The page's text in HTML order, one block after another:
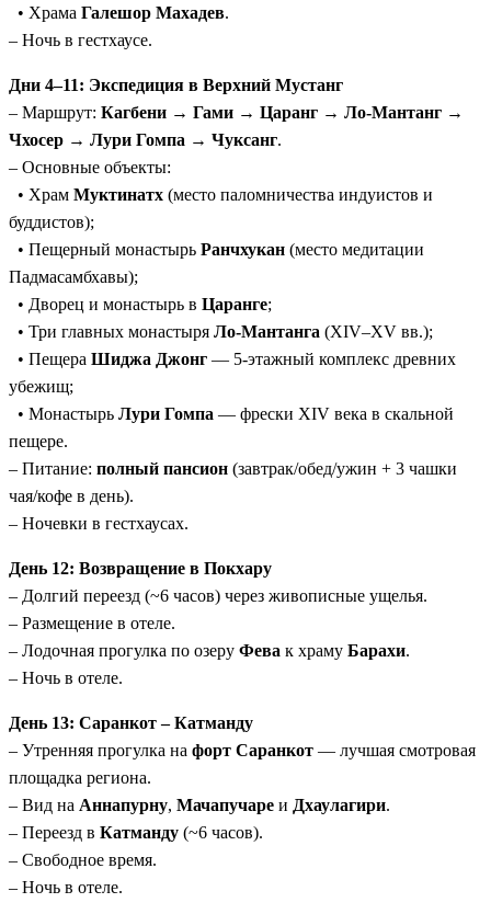
• Храма Галешор Махадев.
– Ночь в гестхаусе.
Дни 4–11: Экспедиция в Верхний Мустанг
– Маршрут: Кагбени → Гами → Царанг → Ло-Мантанг →
Чхосер → Лури Гомпа → Чуксанг.
– Основные объекты:
• Храм Муктинатх (место паломничества индуистов и
буддистов);
• Пещерный монастырь Ранчхукан (место медитации
Падмасамбхавы);
• Дворец и монастырь в Царанге;
• Три главных монастыря Ло-Мантанга (XIV–XV вв.);
• Пещера Шиджа Джонг — 5-этажный комплекс древних
убежищ;
• Монастырь Лури Гомпа — фрески XIV века в скальной
пещере.
– Питание: полный пансион (завтрак/обед/ужин + 3 чашки
чая/кофе в день).
– Ночевки в гестхаусах.
День 12: Возвращение в Покхару
– Долгий переезд (~6 часов) через живописные ущелья.
– Размещение в отеле.
– Лодочная прогулка по озеру Фева к храму Барахи.
– Ночь в отеле.
День 13: Саранкот – Катманду
– Утренняя прогулка на форт Саранкот — лучшая смотровая
площадка региона.
– Вид на Аннапурну, Мачапучаре и Дхаулагири.
– Переезд в Катманду (~6 часов).
– Свободное время.
– Ночь в отеле.